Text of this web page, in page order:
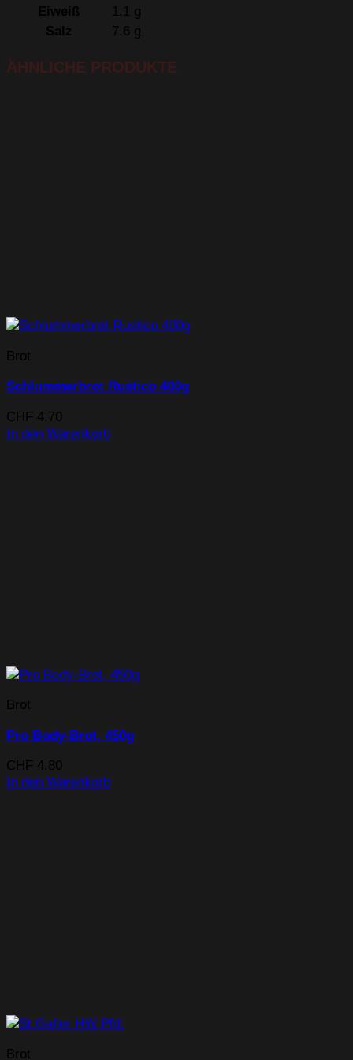
Eiweiß
1.1 g
Salz
7.6 g
ÄHNLICHE PRODUKTE
Brot
Schlummerbrot Rustico 400g
CHF 4.70
In den Warenkorb
Brot
Pro Body-Brot, 450g
CHF 4.80
In den Warenkorb
Brot